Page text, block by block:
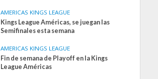
AMERICAS KINGS LEAGUE
Kings League Américas, se juegan las
Semifinales esta semana
AMERICAS KINGS LEAGUE
Fin de semana de Playoff en la Kings
League Américas